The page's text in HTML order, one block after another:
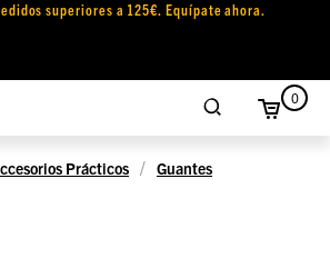
superiores a 125€. Equípate ahora.
0
Prácticos Guantes